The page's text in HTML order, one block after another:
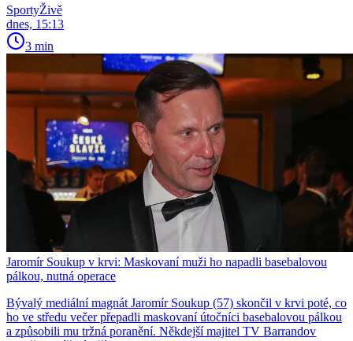
SportyŽivě
dnes, 15:13
3 min
Jaromír Soukup v krvi: Maskovaní muži ho napadli basebalovou
pálkou, nutná operace
Bývalý mediální magnát Jaromír Soukup (57) skončil v krvi poté, co
ho ve středu večer přepadli maskovaní útočníci basebalovou pálkou
a způsobili mu tržná poranění. Někdejší majitel TV Barrandov